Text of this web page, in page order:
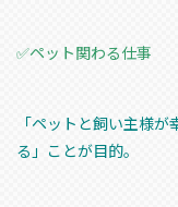
✅ペット関わる仕事
「ペットと飼い主様
る」ことが目的。